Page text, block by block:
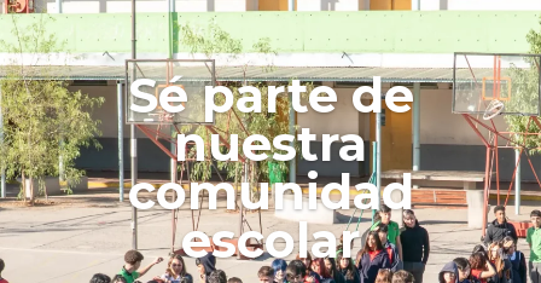
Sé parte de
nuestra
comunidad
escolar